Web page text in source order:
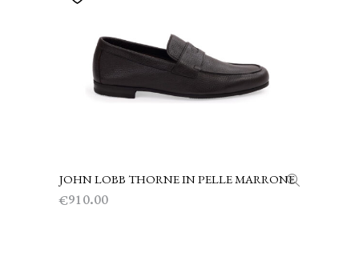
€260.00. €195.00.
SCEGLI
JOHN LOBB THORNE IN PELLE MARRONE
€910.00